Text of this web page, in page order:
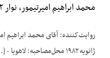
محمد ابراهیم امیرتیمور، نوار ۲
روایت‌کننده: آقای محمد ابراهیم
ژانویه ۱۹۸۲ محل‌مصاحبه: لاهویا - [...]